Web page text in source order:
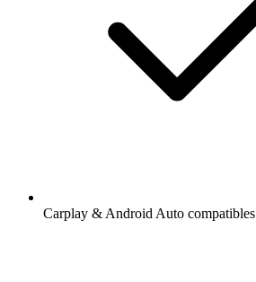
Carplay & Android Auto compatibles